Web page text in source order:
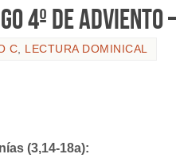
4º de Adviento
C, LECTURA DOMINICAL
(3,14-18a):